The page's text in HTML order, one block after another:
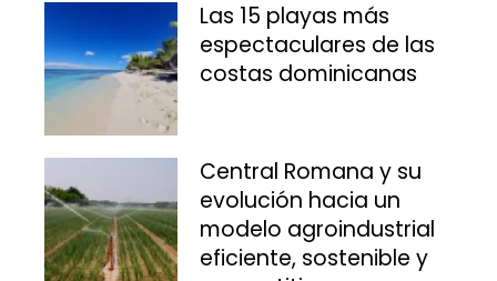
Las 15 playas más
espectaculares de las
costas dominicanas
Central Romana y su
evolución hacia un
modelo agroindustrial
eficiente, sostenible y